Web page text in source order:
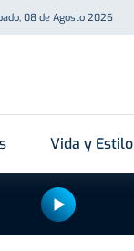
08 de Agosto 2026
Vida y Estilo